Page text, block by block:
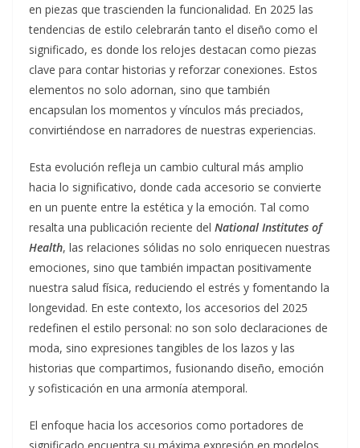
en piezas que trascienden la funcionalidad. En 2025 las
tendencias de estilo celebrarán tanto el diseño como el
significado, es donde los relojes destacan como piezas
clave para contar historias y reforzar conexiones. Estos
elementos no solo adornan, sino que también
encapsulan los momentos y vínculos más preciados,
convirtiéndose en narradores de nuestras experiencias.
Esta evolución refleja un cambio cultural más amplio
hacia lo significativo, donde cada accesorio se convierte
en un puente entre la estética y la emoción. Tal como
resalta una publicación reciente del National Institutes of
Health, las relaciones sólidas no solo enriquecen nuestras
emociones, sino que también impactan positivamente
nuestra salud física, reduciendo el estrés y fomentando la
longevidad. En este contexto, los accesorios del 2025
redefinen el estilo personal: no son solo declaraciones de
moda, sino expresiones tangibles de los lazos y las
historias que compartimos, fusionando diseño, emoción
y sofisticación en una armonía atemporal.
El enfoque hacia los accesorios como portadores de
significado encuentra su máxima expresión en modelos